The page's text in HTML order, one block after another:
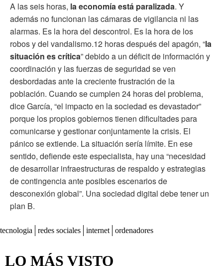
A las seis horas, la economía está paralizada. Y
además no funcionan las cámaras de vigilancia ni las
alarmas. Es la hora del descontrol. Es la hora de los
robos y del vandalismo.12 horas después del apagón, “la
situación es crítica” debido a un déficit de información y
coordinación y las fuerzas de seguridad se ven
desbordadas ante la creciente frustración de la
población. Cuando se cumplen 24 horas del problema,
dice García, “el impacto en la sociedad es devastador”
porque los propios gobiernos tienen dificultades para
comunicarse y gestionar conjuntamente la crisis. El
pánico se extiende. La situación sería límite. En ese
sentido, defiende este especialista, hay una “necesidad
de desarrollar infraestructuras de respaldo y estrategias
de contingencia ante posibles escenarios de
desconexión global”. Una sociedad digital debe tener un
plan B.
tecnologia redes sociales internet ordenadores
LO MÁS VISTO